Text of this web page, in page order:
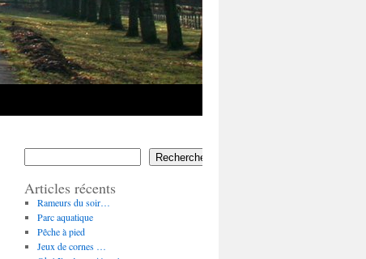
Rechercher
Articles récents
Rameurs du soir…
Parc aquatique
Pêche à pied
Jeux de cornes …